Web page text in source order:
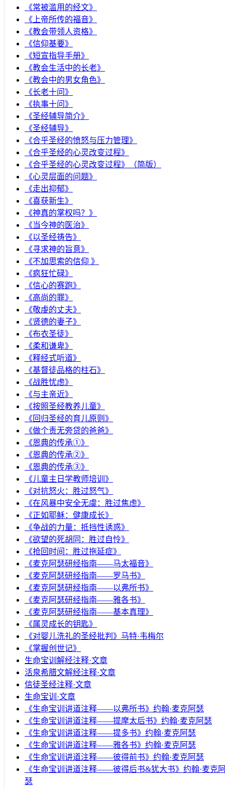
《常被滥用的经文》
《上帝所传的福音》
《教会带领人资格》
《信仰基要》
《短宣指导手册》
《教会生活中的长老》
《教会中的男女角色》
《长老十问》
《执事十问》
《圣经辅导简介》
《圣经辅导》
​《合乎圣经的愤怒与压力管理》
《合乎圣经的心灵改变过程》
《合乎圣经的心灵改变过程》（简版）
《心灵层面的问题》
《走出抑郁》
《喜获新生》
《神真的掌权吗？》
《当今神的医治》
《以圣经祷告》
《寻求神的旨意》
《不加思索的信仰 》
《疯狂忙碌》
《信心的赛跑》
《高尚的罪》
《敬虔的丈夫》
《贤德的妻子》
《布衣圣徒》
《柔和谦卑》
《释经式听道》
《基督徒品格的柱石》
《战胜忧虑》
《与主亲近》
《按照圣经教养儿童》
《回归圣经的育儿原则》
《做个责无旁贷的爸爸》
《恩典的传承①》
《恩典的传承②》
《恩典的传承③》
《儿童主日学教师培训》
《对抗怒火：胜过怒气》
《在风暴中安全无虞：胜过焦虑》
《正如耶稣：健康成长》
《争战的力量：抵挡性诱惑》
《欲望的死胡同：胜过自怜》
《抢回时间：胜过拖延症》
《麦克阿瑟研经指南——马太福音》
《麦克阿瑟研经指南——罗马书》
《麦克阿瑟研经指南——以弗所书》
《麦克阿瑟研经指南——雅各书》
《麦克阿瑟研经指南——基本真理》
《属灵成长的钥匙》
《对婴儿洗礼的圣经批判》马特·韦梅尔
《掌握创世记》
生命宝训解经注释·文章
活泉希腊文解经注释·文章
信徒圣经注释·文章
生命宝训·文章
《生命宝训讲道注释——以弗所书》约翰·麦克阿瑟
《生命宝训讲道注释——提摩太后书》约翰·麦克阿瑟
《生命宝训讲道注释——提多书》约翰·麦克阿瑟
《生命宝训讲道注释——雅各书》约翰·麦克阿瑟
《生命宝训讲道注释——彼得前书》约翰·麦克阿瑟
《生命宝训讲道注释——彼得后书&犹大书》约翰·麦克
瑟